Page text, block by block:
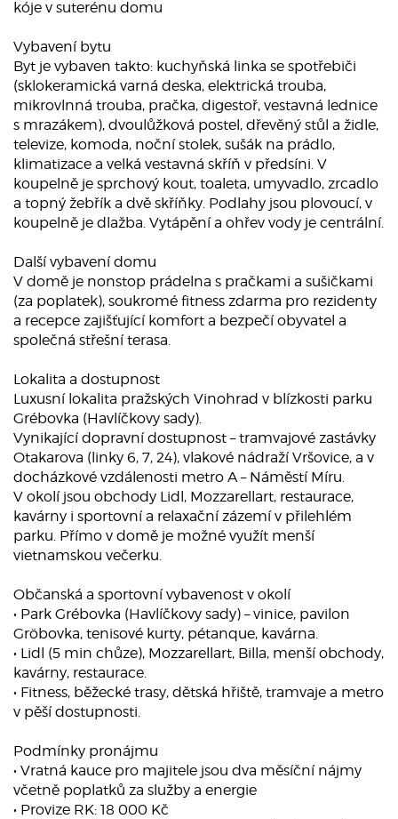
kóje v suterénu domu
Vybavení bytu
Byt je vybaven takto: kuchyňská linka se spotřebiči
(sklokeramická varná deska, elektrická trouba,
mikrovlnná trouba, pračka, digestoř, vestavná lednice
s mrazákem), dvoulůžková postel, dřevěný stůl a židle,
televize, komoda, noční stolek, sušák na prádlo,
klimatizace a velká vestavná skříň v předsíni. V
koupelně je sprchový kout, toaleta, umyvadlo, zrcadlo
a topný žebřík a dvě skříňky. Podlahy jsou plovoucí, v
koupelně je dlažba. Vytápění a ohřev vody je centrální.
Další vybavení domu
V domě je nonstop prádelna s pračkami a sušičkami
(za poplatek), soukromé fitness zdarma pro rezidenty
a recepce zajišťující komfort a bezpečí obyvatel a
společná střešní terasa.
Lokalita a dostupnost
Luxusní lokalita pražských Vinohrad v blízkosti parku
Grébovka (Havlíčkovy sady).
Vynikající dopravní dostupnost – tramvajové zastávky
Otakarova (linky 6, 7, 24), vlakové nádraží Vršovice, a v
docházkové vzdálenosti metro A – Náměstí Míru.
V okolí jsou obchody Lidl, Mozzarellart, restaurace,
kavárny i sportovní a relaxační zázemí v přilehlém
parku. Přímo v domě je možné využít menší
vietnamskou večerku.
Občanská a sportovní vybavenost v okolí
• Park Grébovka (Havlíčkovy sady) – vinice, pavilon
Gröbovka, tenisové kurty, pétanque, kavárna.
• Lidl (5 min chůze), Mozzarellart, Billa, menší obchody,
kavárny, restaurace.
• Fitness, běžecké trasy, dětská hřiště, tramvaje a metro
v pěší dostupnosti.
Podmínky pronájmu
• Vratná kauce pro majitele jsou dva měsíční nájmy
včetně poplatků za služby a energie
• Provize RK: 18 000 Kč